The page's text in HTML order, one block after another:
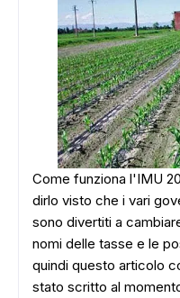
Come funziona l'IMU
dirlo visto che i vari
sono divertiti a
nomi delle tasse e le
quindi questo articolo
stato scritto al